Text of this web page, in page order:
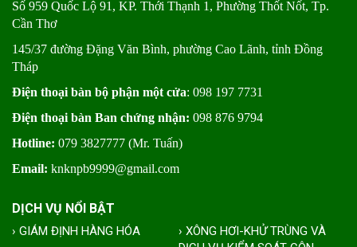
Số 959 Quốc Lộ 91, KP. Thới Thạnh 1, Phường Thốt Nốt, Tp.
Cần Thơ
145/37 đường Đặng Văn Bình, phường Cao Lãnh, tỉnh Đồng
Tháp
Điện thoại bàn bộ phận một cửa: 098 197 7731
Điện thoại bàn Ban chứng nhận: 098 876 9794
Hotline: 079 3827777 (Mr. Tuấn)
Email: knknpb9999@gmail.com
DỊCH VỤ NỔI BẬT
› GIÁM ĐỊNH HÀNG HÓA
› XÔNG HƠI-KHỬ TRÙNG VÀ